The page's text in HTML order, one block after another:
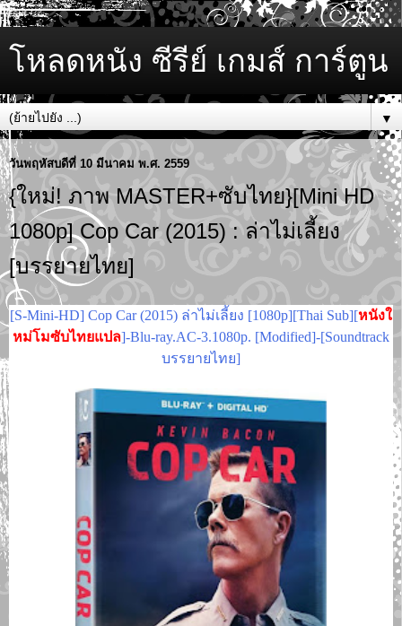
โหลดหนัง ซีรีย์ เกมส์ การ์ตูน
▼
วันพฤหัสบดีที่ 10 มีนาคม พ.ศ. 2559
{ใหม่! ภาพ MASTER+ซับไทย}[Mini HD
1080p] Cop Car (2015) : ล่าไม่เลี้ยง
[บรรยายไทย]
[S-Mini-HD] Cop Car (2015) ล่าไม่เลี้ยง [1080p][Thai Sub][หนังใ
หม่โมซับไทยแปล]-Blu-ray.AC-3.1080p. [Modified]-[Soundtrack
บรรยายไทย]